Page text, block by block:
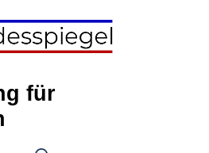
für